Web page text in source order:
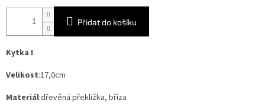
Přidat do košíku
Kytka I
Velikost:17,0cm
Materiál:dřevěná překližka, bříza